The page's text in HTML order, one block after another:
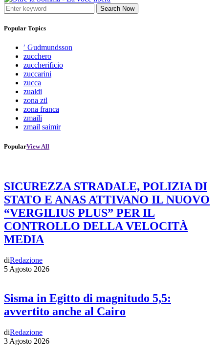
Search Now
Popular Topics
′ Gudmundsson
zucchero
zuccherificio
zuccarini
zucca
zualdi
zona ztl
zona franca
zmaili
zmail saimir
PopularView All
SICUREZZA STRADALE, POLIZIA DI
STATO E ANAS ATTIVANO IL NUOVO
“VERGILIUS PLUS” PER IL
CONTROLLO DELLA VELOCITÀ
MEDIA
diRedazione
5 Agosto 2026
Sisma in Egitto di magnitudo 5,5:
avvertito anche al Cairo
diRedazione
3 Agosto 2026